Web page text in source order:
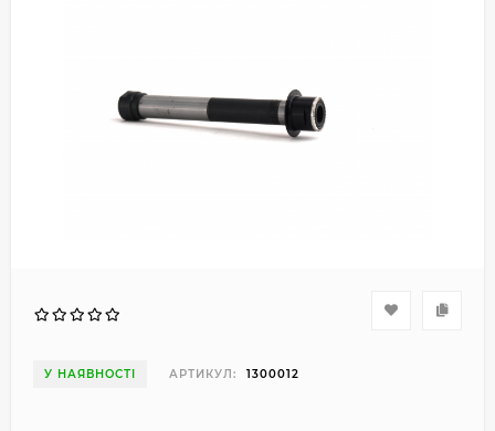
У НАЯВНОСТІ АРТИКУЛ: 1300012